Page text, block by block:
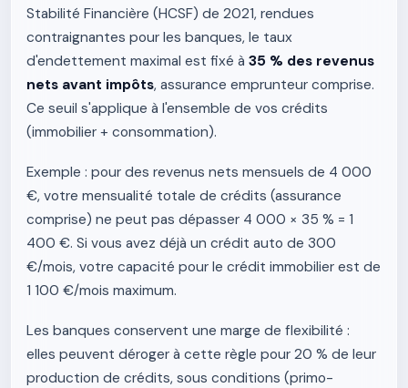
Stabilité Financière (HCSF) de 2021, rendues
contraignantes pour les banques, le taux
d'endettement maximal est fixé à 35 % des revenus
nets avant impôts, assurance emprunteur comprise.
Ce seuil s'applique à l'ensemble de vos crédits
(immobilier + consommation).
Exemple : pour des revenus nets mensuels de 4 000
€, votre mensualité totale de crédits (assurance
comprise) ne peut pas dépasser 4 000 × 35 % = 1
400 €. Si vous avez déjà un crédit auto de 300
€/mois, votre capacité pour le crédit immobilier est de
1 100 €/mois maximum.
Les banques conservent une marge de flexibilité :
elles peuvent déroger à cette règle pour 20 % de leur
production de crédits, sous conditions (primo-